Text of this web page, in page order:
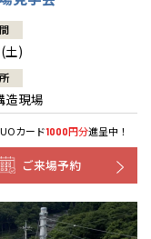
土)
造現場
カード1000円分進呈中！
ご来場予約